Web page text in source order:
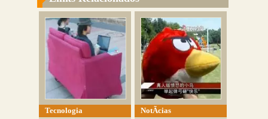
Tecnologia
NotÃ­cias